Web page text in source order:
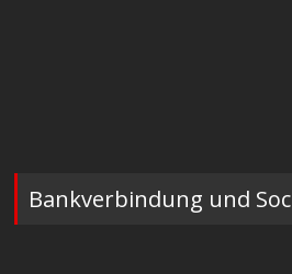
Bankverbindung und